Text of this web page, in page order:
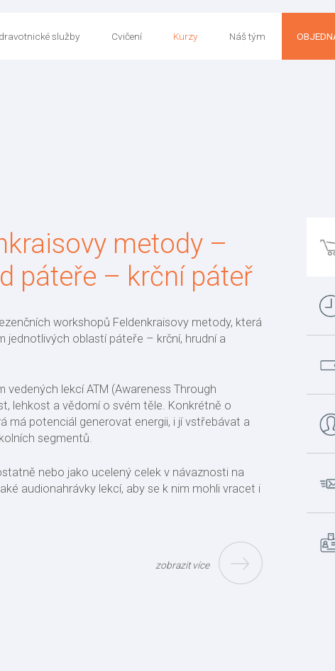
služby Cvičení Kurzy Náš tým
metody –
páteře – krční páteř
workshopů Feldenkraisovy metody, která
jednotlivých oblastí páteře – krční, hrudní a
lekcí ATM (Awareness Through
lehkost a vědomí o svém těle. Konkrétně o
má potenciál generovat energii, i jí vstřebávat a
segmentů.
nebo jako ucelený celek v návaznosti na
audionahrávky lekcí, aby se k nim mohli vracet i
zobrazit více